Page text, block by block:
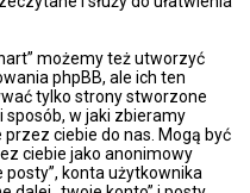
możemy też utworzyć
phpBB, ale ich ten
tylko strony stworzone
w jaki zbieramy
ciebie do nas. Mogą być
ciebie jako anonimowy
konta użytkownika